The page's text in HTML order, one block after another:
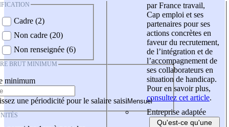
Cadre (2)
Non cadre (20)
Non renseignée (6)
BRUT MINIMUM
minimum
une périodicité pour le salaire saisi
par France travail,
Cap emploi et ses
partenaires pour ses
actions concrètes en
faveur du recrutement,
de l’intégration et de
l’accompagnement de
ses collaborateurs en
situation de handicap.
Pour en savoir plus,
consultez cet article.
Entreprise adaptée
Qu'est-ce qu'une